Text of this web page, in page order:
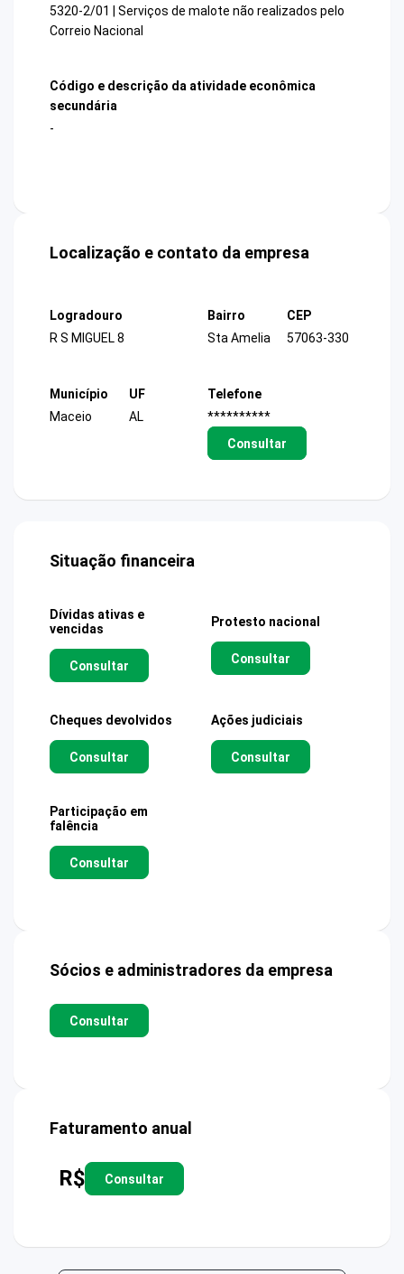
5320-2/01 | Serviços de malote não realizados pelo
Correio Nacional
Código e descrição da atividade econômica
secundária
-
Localização e contato da empresa
Logradouro
R S MIGUEL 8
Bairro
Sta Amelia
CEP
57063-330
Município
Maceio
UF
AL
Telefone
**********
Consultar
Situação financeira
Dívidas ativas e
vencidas
Consultar
Protesto nacional
Consultar
Cheques devolvidos
Consultar
Ações judiciais
Consultar
Participação em
falência
Consultar
Sócios e administradores da empresa
Consultar
Faturamento anual
R$ Consultar